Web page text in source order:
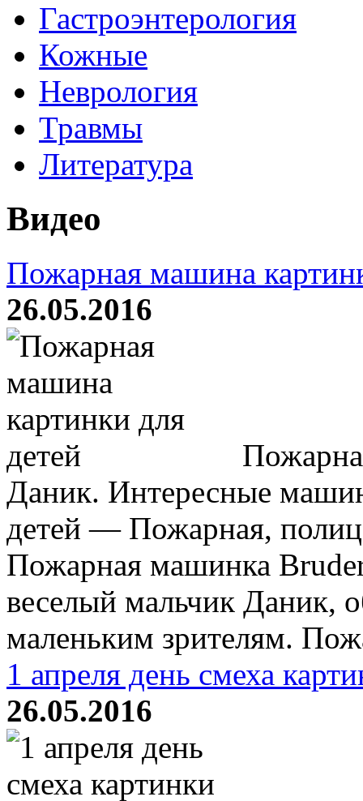
Гастроэнтерология
Кожные
Неврология
Травмы
Литература
Видео
Пожарная машина
26.05.2016
Даник. Интересные
детей — Пожарная,
Пожарная машинка
веселый мальчик Даник,
маленьким зрителям.
1 апреля день смеха
26.05.2016